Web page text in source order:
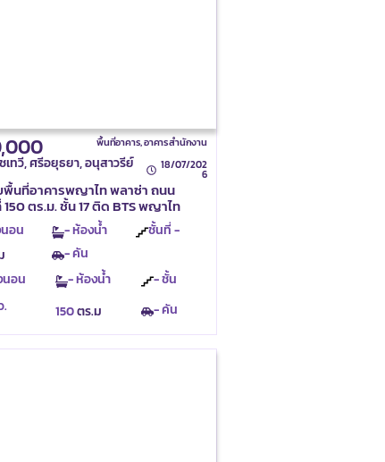
พื้นที่อาคาร,อาคารสำนักงาน
เทวี, ศรีอยุธยา, อนุสาวรีย์ 18/07/202
6
พื้นที่อาคารพญาไท พลาซ่า ถนน
ตร.ม. ชั้น 17 ติด BTS พญาไท
อน - ห้องน้ำ
ชั้นที่ -
- คัน
อน
- ห้องน้ำ
- ชั้น
.
150ตร.ม - คัน